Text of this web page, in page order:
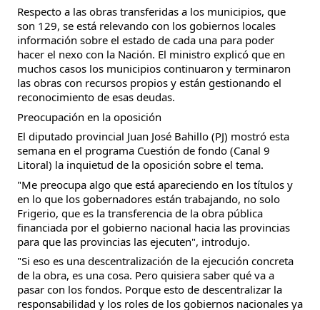
Respecto a las obras transferidas a los municipios, que
son 129, se está relevando con los gobiernos locales
información sobre el estado de cada una para poder
hacer el nexo con la Nación. El ministro explicó que en
muchos casos los municipios continuaron y terminaron
las obras con recursos propios y están gestionando el
reconocimiento de esas deudas.
Preocupación en la oposición
El diputado provincial Juan José Bahillo (PJ) mostró esta
semana en el programa Cuestión de fondo (Canal 9
Litoral) la inquietud de la oposición sobre el tema.
"Me preocupa algo que está apareciendo en los títulos y
en lo que los gobernadores están trabajando, no solo
Frigerio, que es la transferencia de la obra pública
financiada por el gobierno nacional hacia las provincias
para que las provincias las ejecuten", introdujo.
"Si eso es una descentralización de la ejecución concreta
de la obra, es una cosa. Pero quisiera saber qué va a
pasar con los fondos. Porque esto de descentralizar la
responsabilidad y los roles de los gobiernos nacionales ya